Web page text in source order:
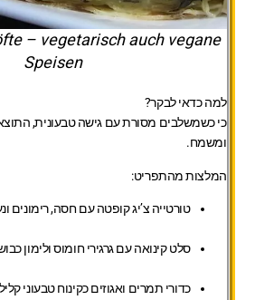
– vegetarisch auch vegane
Speisen
למה כדאי לבקר?
כי כשמשלבים מסורת עם גישה טבעונית,
ומשמח.
המלצות מהתפריט:
טורטייה צ’יג קופטה עם חסה, רימונים
סלט קינואה עם גרגירי חומוס ולימון
כדורי תמרים ואגוזים כקינוח טבעוני קליל